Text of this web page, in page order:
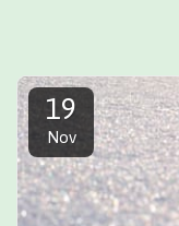
19
Nov